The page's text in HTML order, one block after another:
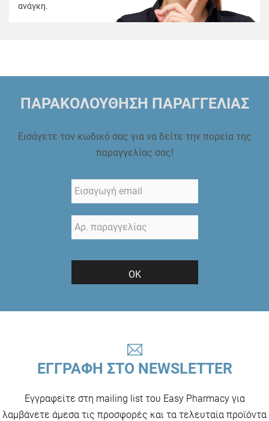
ανάγκη.
ΠΑΡΑΚΟΛΟΥΘΗΣΗ ΠΑΡΑΓΓΕΛΙΑΣ
Εισάγετε τον κωδικό σας για να δείτε την πορεία της
παραγγελίας σας!
ΟΚ
ΕΓΓΡΑΦΗ ΣΤΟ NEWSLETTER
Εγγραφείτε στη mailing list του Easy Pharmacy για
λαμβάνετε άμεσα τις προσφορές και τα τελευταία προϊόντα